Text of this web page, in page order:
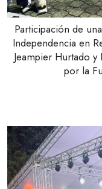
Participación de
Independencia en
Jeampier Hurtado
por la